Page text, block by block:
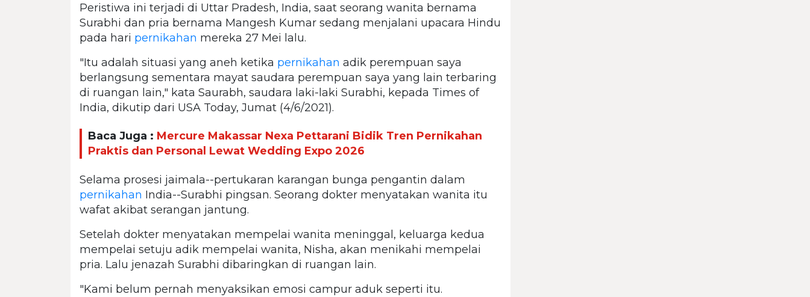
Peristiwa ini terjadi di Uttar Pradesh, India, saat seorang wanita bernama
Surabhi dan pria bernama Mangesh Kumar sedang menjalani upacara Hindu
pada hari pernikahan mereka 27 Mei lalu.
"Itu adalah situasi yang aneh ketika pernikahan adik perempuan saya
berlangsung sementara mayat saudara perempuan saya yang lain terbaring
di ruangan lain," kata Saurabh, saudara laki-laki Surabhi, kepada Times of
India, dikutip dari USA Today, Jumat (4/6/2021).
Baca Juga : Mercure Makassar Nexa Pettarani Bidik Tren Pernikahan
Praktis dan Personal Lewat Wedding Expo 2026
Selama prosesi jaimala--pertukaran karangan bunga pengantin dalam
pernikahan India--Surabhi pingsan. Seorang dokter menyatakan wanita itu
wafat akibat serangan jantung.
Setelah dokter menyatakan mempelai wanita meninggal, keluarga kedua
mempelai setuju adik mempelai wanita, Nisha, akan menikahi mempelai
pria. Lalu jenazah Surabhi dibaringkan di ruangan lain.
"Kami belum pernah menyaksikan emosi campur aduk seperti itu.